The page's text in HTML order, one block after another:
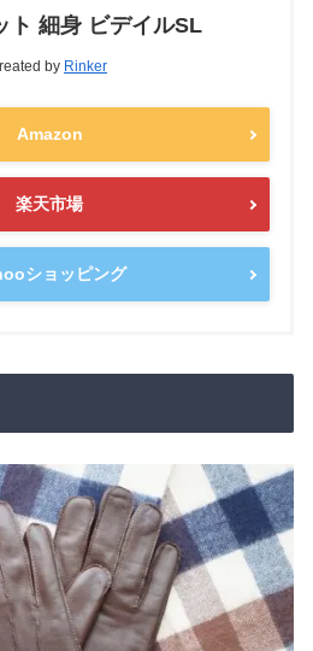
ト 細身 ビデイルSL
by Rinker
Amazon
楽天市場
ショッピング